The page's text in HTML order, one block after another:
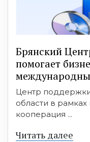
Брянский
помогает
Центр
области в
кооперация ...
Читать далее